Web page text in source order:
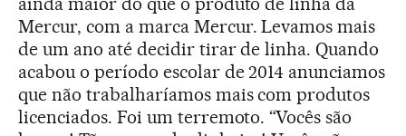
Mercur, com a marca Mercur. Levamos mais
de um ano até decidir tirar de linha. Quando
acabou o período escolar de 2014 anunciamos
que não trabalharíamos mais com produtos
licenciados. Foi um terremoto. “Vocês são